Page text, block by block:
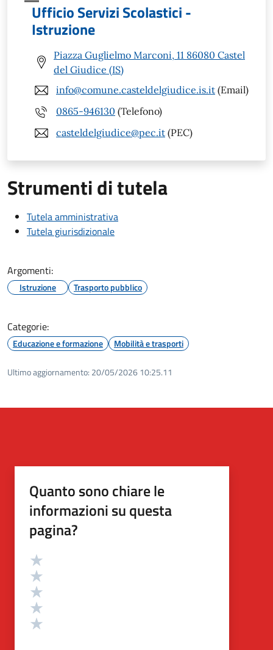
Ufficio Servizi Scolastici -
Istruzione
Piazza Guglielmo Marconi, 11 86080 Castel
del Giudice (IS)
info@comune.casteldelgiudice.is.it (Email)
0865-946130 (Telefono)
casteldelgiudice@pec.it (PEC)
Strumenti di tutela
Tutela amministrativa
Tutela giurisdizionale
Argomenti:
Istruzione Trasporto pubblico
Categorie:
Educazione e formazione Mobilità e trasporti
Ultimo aggiornamento: 20/05/2026 10:25.11
Quanto sono chiare le
informazioni su questa
pagina?
Valutazione